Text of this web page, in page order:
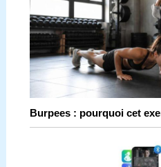
Burpees : pourquoi cet